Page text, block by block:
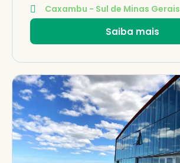
Caxambu - Sul de Minas Gerais
Saiba mais